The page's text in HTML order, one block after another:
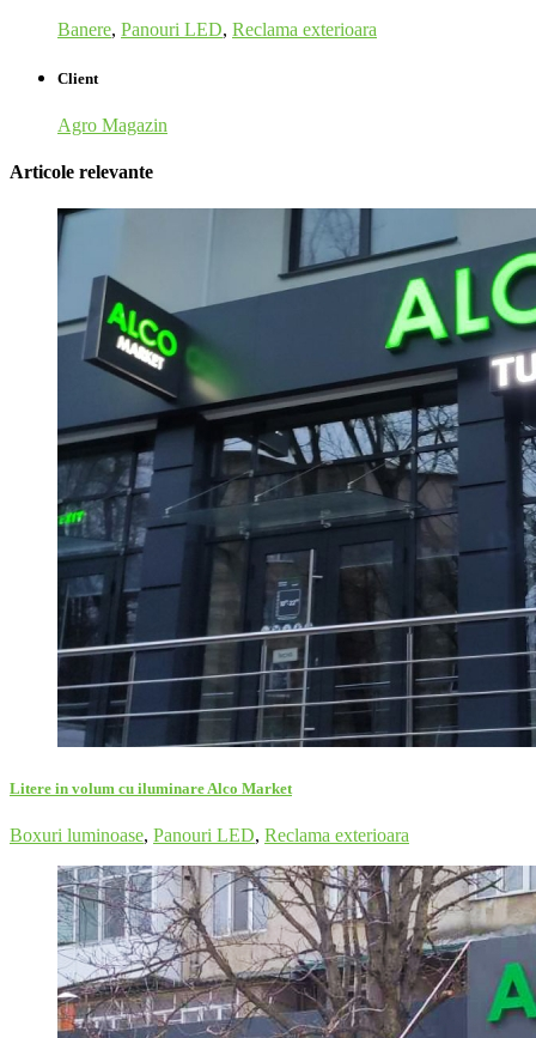
Banere, Panouri LED, Reclama exterioara
Client
Agro Magazin
Articole relevante
Litere in volum cu iluminare Alco Market
Boxuri luminoase, Panouri LED, Reclama exterioara